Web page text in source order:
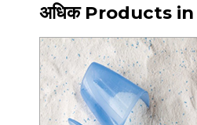
अधिक Products in